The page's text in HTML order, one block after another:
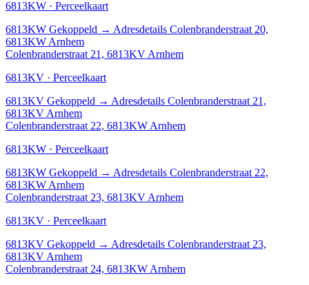
6813KW · Perceelkaart
6813KW Gekoppeld → Adresdetails Colenbranderstraat 20,
6813KW Arnhem
Colenbranderstraat 21, 6813KV Arnhem
6813KV · Perceelkaart
6813KV Gekoppeld → Adresdetails Colenbranderstraat 21,
6813KV Arnhem
Colenbranderstraat 22, 6813KW Arnhem
6813KW · Perceelkaart
6813KW Gekoppeld → Adresdetails Colenbranderstraat 22,
6813KW Arnhem
Colenbranderstraat 23, 6813KV Arnhem
6813KV · Perceelkaart
6813KV Gekoppeld → Adresdetails Colenbranderstraat 23,
6813KV Arnhem
Colenbranderstraat 24, 6813KW Arnhem